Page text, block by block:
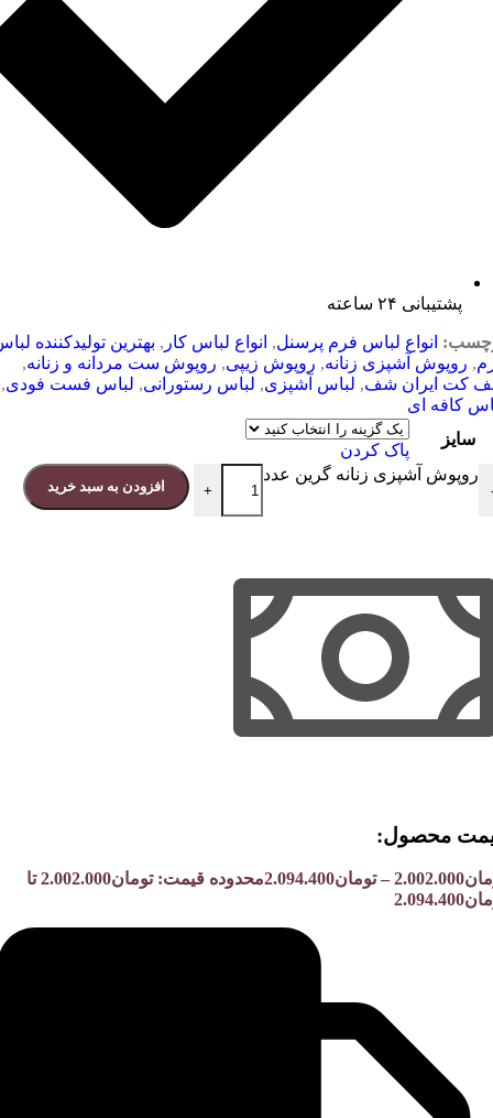
پشتیبانی ۲۴ ساعته
انواع لباس فرم پرسنل, انواع لباس کار , بهترین تولیدکننده
, روپوش آشپزی زنانه, روپوش زیپی, روپوش ست مردانه و زنانه,
کت ایران شف, لباس آشپزی, لباس رستورانی, لباس فست فودی,
کافه ای
سایز
پاک کردن
روپوش آشپزی زنانه گرین عدد
+ افزودن به سبد خرید
محصول:​
2.002.000
– تومان2.094.400
محدوده قیمت: تومان2.002.000 تا